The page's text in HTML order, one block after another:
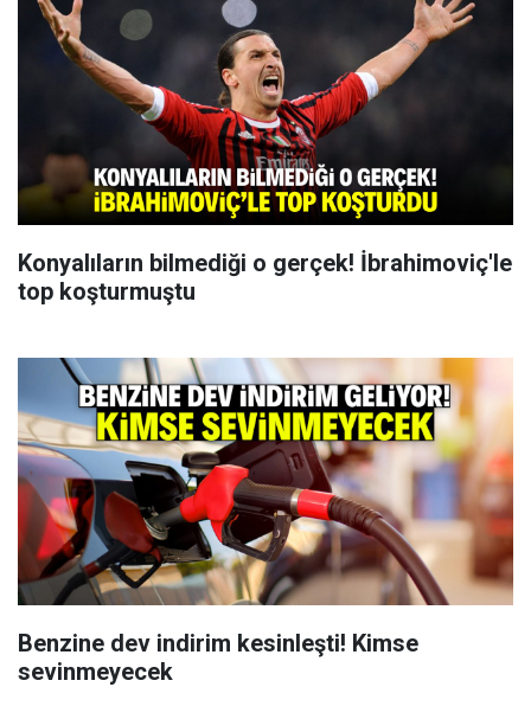
Konyalıların bilmediği o gerçek! İbrahimoviç'le
top koşturmuştu
Benzine dev indirim kesinleşti! Kimse
sevinmeyecek